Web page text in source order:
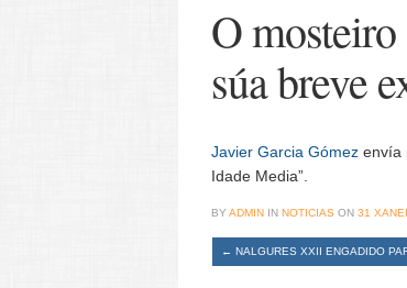
O
súa breve
Javier Garcia Gómez envía
Idade Media”.
BY ADMIN IN NOTICIAS ON 31
← NALGURES XXII ENGADIDO